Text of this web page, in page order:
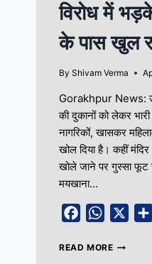
विरोध में
के पास खुल
By Shivam Verma
Gorakhpur News:
की दुकानों को लेकर
नागरिकों, खासकर
खोल दिया है। कहीं
खोले जाने पर गुस्सा फूट
मयखाना…
FacebookWhatsApp
READ MORE